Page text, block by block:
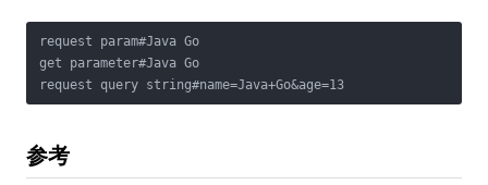
request param#Java Go
get parameter#Java Go
request query string#name=Java+Go&age=13
参考